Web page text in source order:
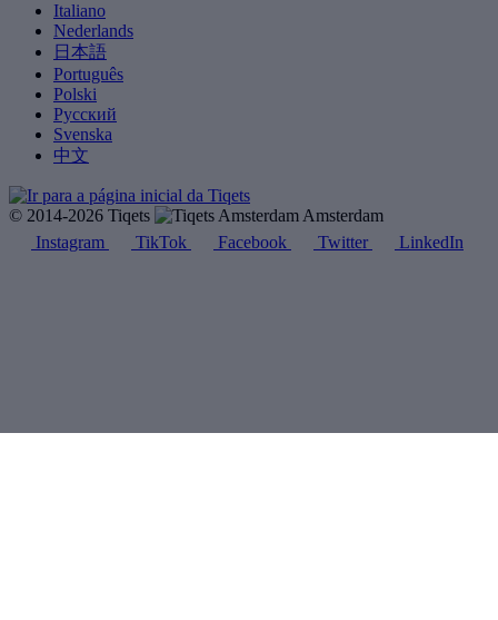
Italiano
Nederlands
日本語
Português
Polski
Русский
Svenska
中文
© 2014-2026 Tiqets
Amsterdam
Instagram
TikTok Facebook Twitter LinkedIn